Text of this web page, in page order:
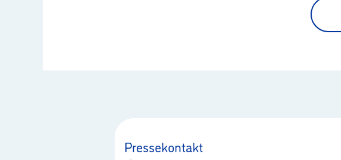
Pressekontakt